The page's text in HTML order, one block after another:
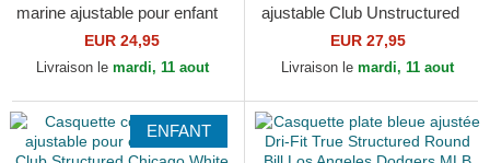
marine ajustable pour enfant
Dri-Fit Club Structured
Boston Red Sox MLB Nike
EUR 24,95
Livraison le mardi, 11 aout
ajustable Club Unstructured
Organic Cotton New York
Yankees MLB Nike
EUR 27,95
Livraison le mardi, 11 aout
ENFANT